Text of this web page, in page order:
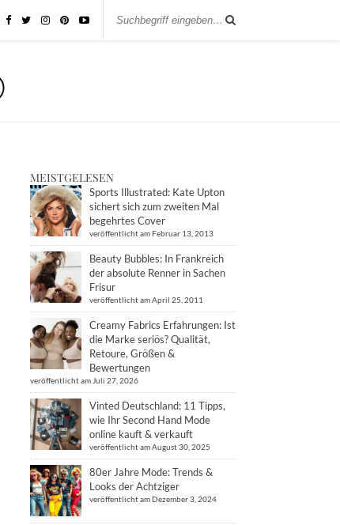
MEISTGELESEN
Sports Illustrated: Kate Upton
sichert sich zum zweiten Mal
begehrtes Cover
veröffentlicht am Februar 13, 2013
Beauty Bubbles: In Frankreich
der absolute Renner in Sachen
Frisur
veröffentlicht am April 25, 2011
Creamy Fabrics Erfahrungen: Ist
die Marke seriös? Qualität,
Retoure, Größen &
Bewertungen
veröffentlicht am Juli 27, 2026
Vinted Deutschland: 11 Tipps,
wie Ihr Second Hand Mode
online kauft & verkauft
veröffentlicht am August 30, 2025
80er Jahre Mode: Trends &
Looks der Achtziger
veröffentlicht am Dezember 3, 2024